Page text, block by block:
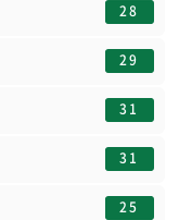
28
29
31
31
25